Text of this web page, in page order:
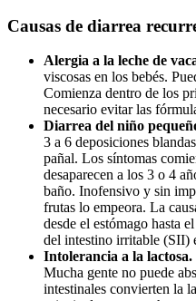
Causas de diarrea
Alergia a la leche de
viscosas en los bebés.
Comienza dentro de los
necesario evitar las
Diarrea del niño
3 a 6 deposiciones
pañal. Los síntomas
desaparecen a los 3 o 4
baño. Inofensivo y sin
frutas lo empeora. La
desde el estómago hasta
del intestino irritable (SII)
Intolerancia a la lactosa.
Mucha gente no puede
intestinales convierten la